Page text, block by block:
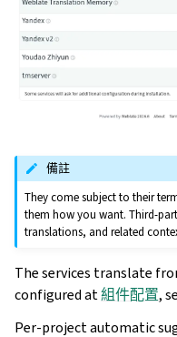
備註
They come subject to their
them how you want. Third-
translations, and related
The services translate
configured at組件配置,
Per-project automatic